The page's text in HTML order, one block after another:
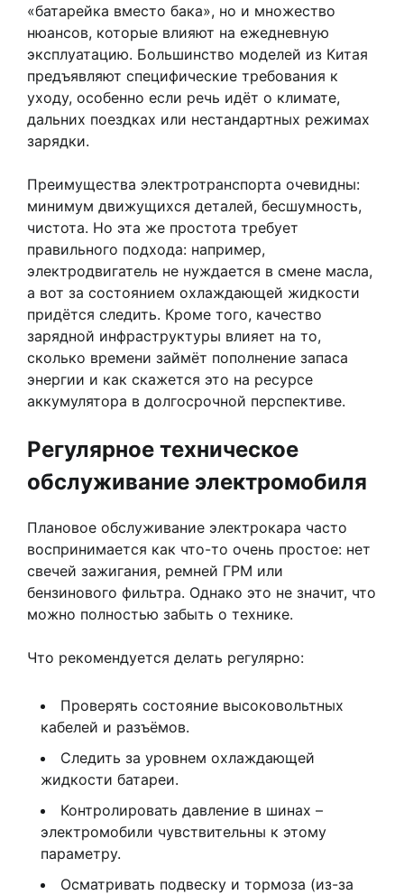
«батарейка вместо бака», но и множество
нюансов, которые влияют на ежедневную
эксплуатацию. Большинство моделей из Китая
предъявляют специфические требования к
уходу, особенно если речь идёт о климате,
дальних поездках или нестандартных режимах
зарядки.
Преимущества электротранспорта очевидны:
минимум движущихся деталей, бесшумность,
чистота. Но эта же простота требует
правильного подхода: например,
электродвигатель не нуждается в смене масла,
а вот за состоянием охлаждающей жидкости
придётся следить. Кроме того, качество
зарядной инфраструктуры влияет на то,
сколько времени займёт пополнение запаса
энергии и как скажется это на ресурсе
аккумулятора в долгосрочной перспективе.
Регулярное техническое
обслуживание электромобиля
Плановое обслуживание электрокара часто
воспринимается как что-то очень простое: нет
свечей зажигания, ремней ГРМ или
бензинового фильтра. Однако это не значит, что
можно полностью забыть о технике.
Что рекомендуется делать регулярно:
Проверять состояние высоковольтных
кабелей и разъёмов.
Следить за уровнем охлаждающей
жидкости батареи.
Контролировать давление в шинах –
электромобили чувствительны к этому
параметру.
Осматривать подвеску и тормоза (из-за